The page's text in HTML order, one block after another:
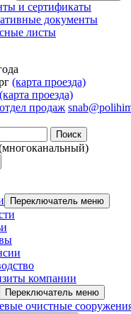
и сертификаты
документы
листы
(карта проезда)
(карта проезда)
продаж
Поиск
Переключатель меню
компании
Переключатель меню
очистные